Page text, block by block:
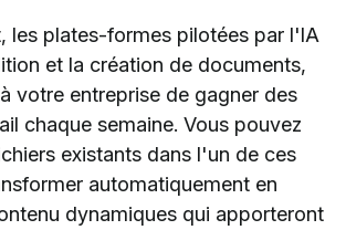
les plates-formes pilotées par l'IA
et la création de documents,
votre entreprise de gagner des
chaque semaine. Vous pouvez
existants dans l'un de ces
automatiquement en
dynamiques qui apporteront